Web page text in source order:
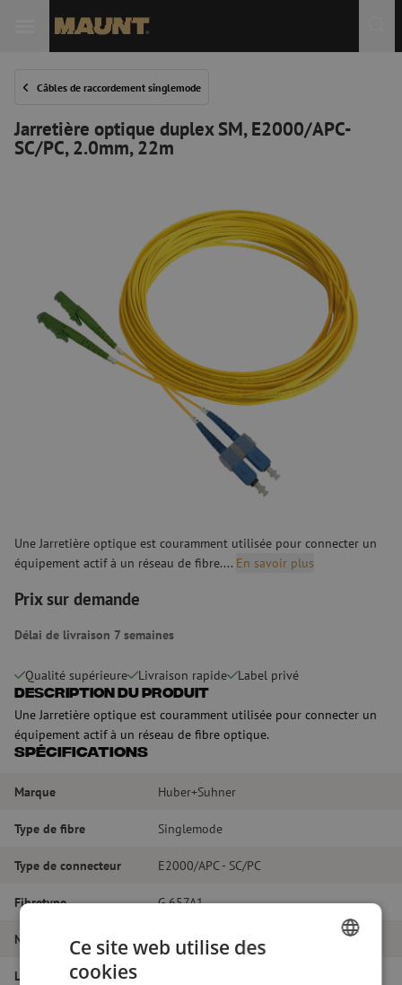
Câbles de raccordement singlemode
Jarretière optique duplex SM, E2000/APC-
SC/PC, 2.0mm, 22m
Une Jarretière optique est couramment utilisée pour connecter un
équipement actif à un réseau de fibre.... En savoir plus
Prix sur demande
Délai de livraison 7 semaines
Qualité supérieure Livraison rapide Label privé
Description du produit
Une Jarretière optique est couramment utilisée pour connecter un
équipement actif à un réseau de fibre optique.
Spécifications
Marque Huber+Suhner
Type de fibre Singlemode
Type de connecteur E2000/APC - SC/PC
Fibretype G.657A1
Nombre de fibres Duplex
Longueur
Ce site web utilise des
cookies